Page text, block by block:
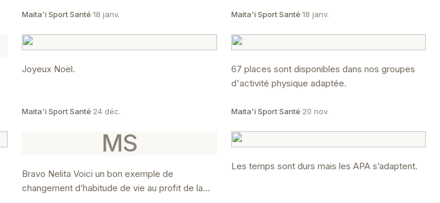
Maita'i Sport Santé·18 janv. Maita'i Sport Santé·18 janv.
Joyeux Noël.
Maita'i Sport Santé·24 déc.
67 places sont disponibles dans nos groupes
d'activité physique adaptée.
Maita'i Sport Santé·20 nov.
MS
Bravo Nelita Voici un bon exemple de
changement d’habitude de vie au profit de la
Les temps sont durs mais les APA s’adaptent.